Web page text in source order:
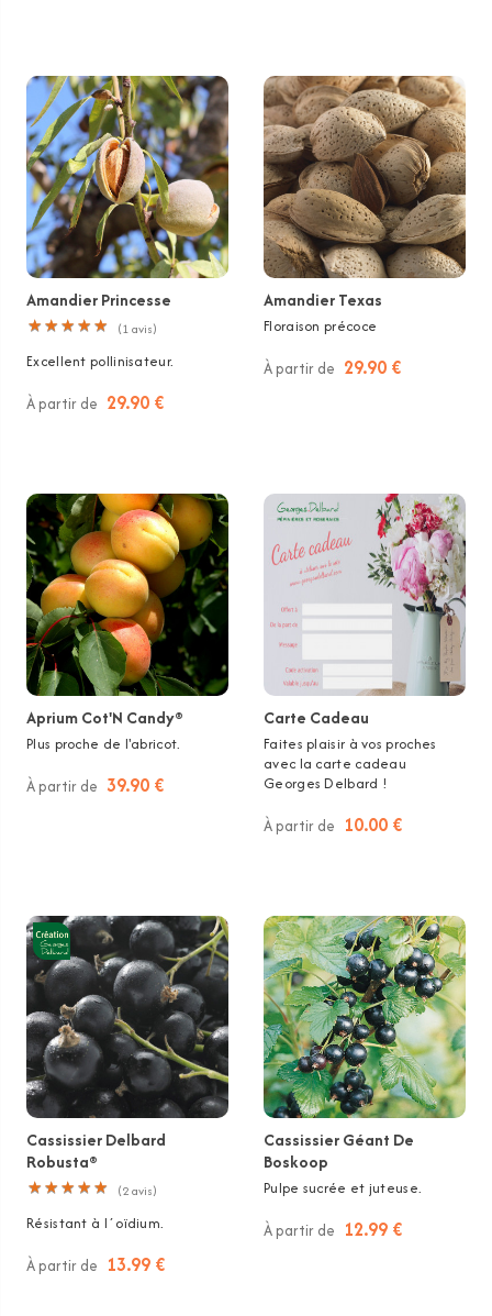
Amandier Princesse
★ ★ ★ ★ ★
★ ★ ★ ★ ★ (1avis)
Excellent pollinisateur.
À partir de 29.90 €
Amandier Texas
Floraison précoce
À partir de 29.90 €
Aprium Cot'N Candy®
Plus proche de l'abricot.
À partir de 39.90 €
Carte Cadeau
Faites plaisir à vos proches
avec la carte cadeau
Georges Delbard !
À partir de 10.00 €
Cassissier Delbard
Robusta®
★ ★ ★ ★ ★
★ ★ ★ ★ ★ (2avis)
Résistant à l´oïdium.
À partir de 13.99 €
Cassissier Géant De
Boskoop
Pulpe sucrée et juteuse.
À partir de 12.99 €